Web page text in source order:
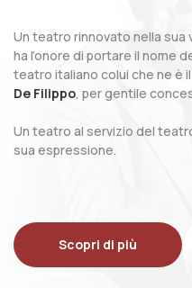
Un teatro rinnovato nella sua
ha l’onore di portare il nome
teatro italiano colui che ne è
De Filippo, per gentile
Un teatro al servizio del
sua espressione.
Scopri di più